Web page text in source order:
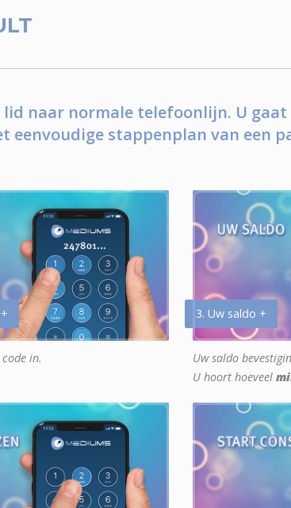
lid naar normale telefoonlijn. U
eenvoudige stappenplan van een
in.
3. Uw saldo +
Uw saldo
U hoort hoeveel